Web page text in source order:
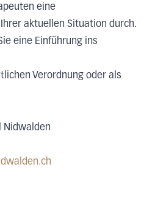
eine
aktuellen Situation durch.
eine Einführung ins
Verordnung oder als
Nidwalden